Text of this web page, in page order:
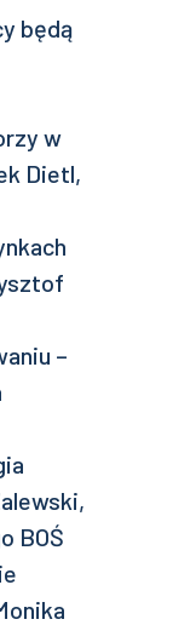
będą
w
Dietl,
–
BOŚ